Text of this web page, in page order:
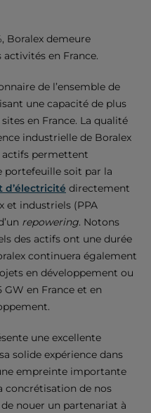
Boralex demeure
en France.
de l’ensemble de
une capacité de plus
en France. La qualité
industrielle de Boralex
actifs permettent
portefeuille soit par la
d’électricité directement
et industriels (PPA
repowering. Notons
des actifs ont une durée
continuera également
en développement ou
en France et en
une excellente
solide expérience dans
empreinte importante
concrétisation de nos
nouer un partenariat à